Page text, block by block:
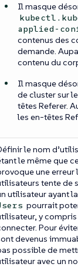
Il masque
applied-
contenus des
demande.
contenu du
Il masque
de cluster sur
têtes Referer.
les en-têtes
le nom
le même que
une erreur
tente de
utilisateur ayant
pourrait
y
Pour
devenus
possible de
avec un